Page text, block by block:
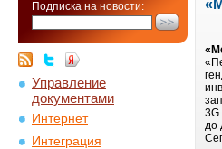
Подписка на новости:
Управление
документами
Интернет
Интеграция
до